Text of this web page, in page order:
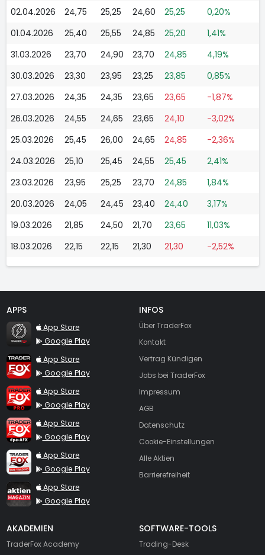
02.04.2026
24,75 25,25 24,60 25,25
0,20%
01.04.2026
25,40 25,55 24,85 25,20
1,41%
31.03.2026
23,70 24,90 23,70 24,85
4,19%
30.03.2026
23,30 23,95 23,25 23,85
0,85%
27.03.2026
24,35 24,35 23,65 23,65
-1,87%
26.03.2026
24,55 24,65 23,65 24,10
-3,02%
25.03.2026
25,45 26,00 24,65 24,85
-2,36%
24.03.2026
25,10 25,45 24,55 25,45
2,41%
23.03.2026
23,95 25,25 23,70 24,85
1,84%
20.03.2026
24,05 24,45 23,40 24,40
3,17%
19.03.2026
21,85 24,50 21,70 23,65
11,03%
18.03.2026
22,15 22,15 21,30 21,30 -2,52%
APPS
TraderFox Flash
App Store
Google Play
TraderFox App
App Store
Google Play
TraderFox Pro
App Store
Google Play
TraderFox dpa-AFX ProFeed
App Store
Google Play
TraderFox Live Trading
App Store
Google Play
TraderFox aktien Magazin
App Store
Google Play
INFOS
Über TraderFox
Kontakt
Vertrag Kündigen
Jobs bei TraderFox
Impressum
AGB
Datenschutz
Cookie-Einstellungen
Alle Aktien
Barrierefreiheit
AKADEMIEN
TraderFox Academy
SOFTWARE-TOOLS
Trading-Desk